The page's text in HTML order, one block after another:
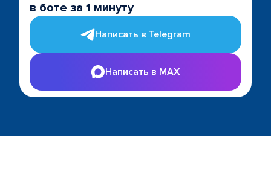
в боте за 1 минуту
Написать в Telegram
Написать в MAX